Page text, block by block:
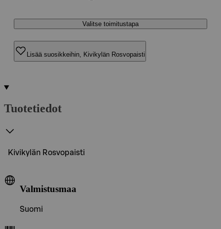
Valitse toimitustapa
Lisää suosikkeihin, Kivikylän Rosvopaisti
Tuotetiedot
Kivikylän Rosvopaisti
Valmistusmaa
Suomi